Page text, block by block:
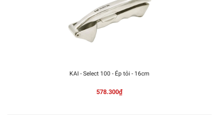
KAI - Select 100 - Ép tỏi - 16cm
578.300₫